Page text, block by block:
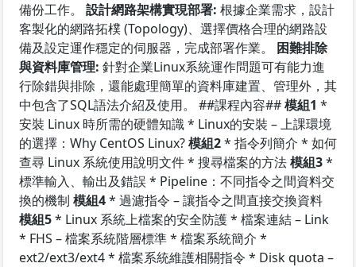
備份工作。 設計網路架構實現部署: 根據企業需求，設計
客製化的網路拓樸 (Topology)、選擇價格合理的網路設
備及設定運作穩定的伺服器，完成部署作業。 困難排除
與資料庫管理: 針對企業Linux系統運作問題可有能力進
行除錯與排除，還能處理簡單的資料庫建置、管理外，其
中包含了SQL語法介紹及使用。 ##課程內容##模組1 *
安裝 Linux 時所需的硬體知識 * Linux的安裝 – 上課環境
的選擇：Why CentOS Linux?模組2* 指令列簡介 * 如何
查尋 Linux 系統使用說明文件 * 搜尋檔案的方法模組3*
標準輸入、輸出及錯誤 * Pipeline：不同指令之間資料交
換的機制 模組4* 過濾指令 – 讓指令之間直接交換資料
模組5* Linux 系統上檔案的安全防護 * 檔案連結 – Link
* FHS – 檔案系統階層標準 * 檔案系統簡介 *
ext2/ext3/ext4 * 檔案系統維護相關指令 * Disk quota –